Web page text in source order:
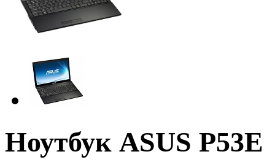
Ноутбук ASUS P53E